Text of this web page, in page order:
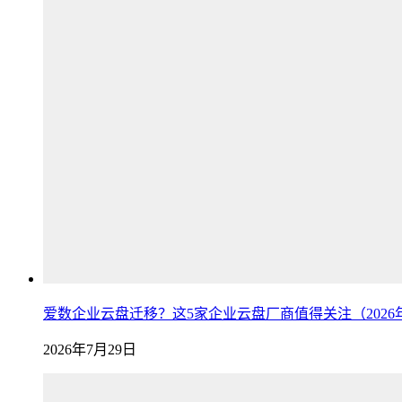
爱数企业云盘迁移？这5家企业云盘厂商值得关注（2026
2026年7月29日